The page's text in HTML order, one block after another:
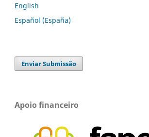
English
Español (España)
Enviar Submissão
Apoio financeiro